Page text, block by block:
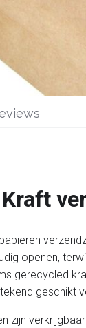
openen,
gerecycled
geschikt
zijn